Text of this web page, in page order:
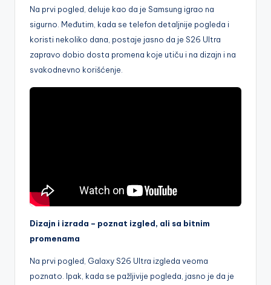
Na prvi pogled, deluje kao da je Samsung igrao na
sigurno. Međutim, kada se telefon detaljnije pogleda i
koristi nekoliko dana, postaje jasno da je S26 Ultra
zapravo dobio dosta promena koje utiču i na dizajn i na
svakodnevno korišćenje.
Dizajn i izrada – poznat izgled, ali sa bitnim
promenama
Na prvi pogled, Galaxy S26 Ultra izgleda veoma
poznato. Ipak, kada se pažljivije pogleda, jasno je da je